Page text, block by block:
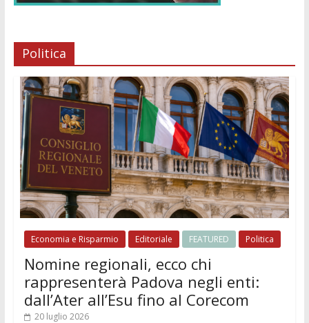
Politica
Economia e Risparmio Editoriale FEATURED Politica
Nomine regionali, ecco chi
rappresenterà Padova negli enti:
dall’Ater all’Esu fino al Corecom
20 luglio 2026